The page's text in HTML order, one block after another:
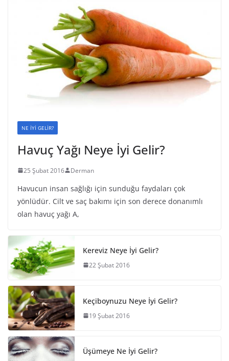
NE İYİ GELİR?
Havuç Yağı Neye İyi Gelir?
25 Şubat 2016 Derman
Havucun insan sağlığı için sunduğu faydaları çok
yönlüdür. Cilt ve saç bakımı için son derece donanımlı
olan havuç yağı A,
Kereviz Neye İyi Gelir?
22 Şubat 2016
Keçiboynuzu Neye İyi Gelir?
19 Şubat 2016
Üşümeye Ne İyi Gelir?